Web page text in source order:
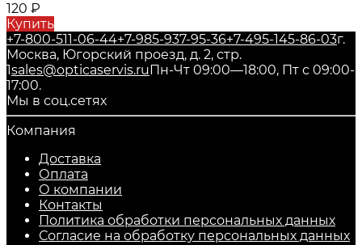
120 ₽
Купить
+7-800-511-06-44+7-985-937-95-36+7-495-145-86-03г.
Москва, Югорский проезд, д. 2, стр.
1sales@opticaservis.ruПн-Чт 09:00—18:00, Пт с 09:00-
17:00.
Мы в соц.сетях
Компания
Доставка
Оплата
О компании
Контакты
Политика обработки персональных данных
Согласие на обработку персональных данных